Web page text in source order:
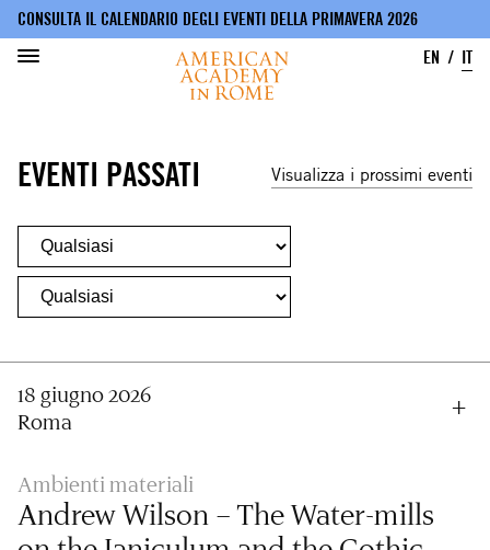
contenuto
principale
CONSULTA IL CALENDARIO DEGLI EVENTI DELLA PRIMAVERA 2026
EN
IT
EVENTI PASSATI Visualizza i prossimi eventi
18 giugno 2026
Roma
Ambienti materiali
Andrew Wilson – The Water-mills